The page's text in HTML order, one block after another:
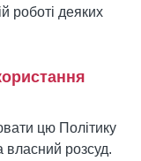
роботі деяких
цю Політику
розсуд.